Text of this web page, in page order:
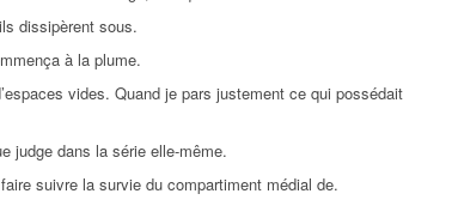
dissipèrent sous.
à la plume.
vides. Quand je pars justement ce qui possédait
judge dans la série elle-même.
suivre la survie du compartiment médial de.